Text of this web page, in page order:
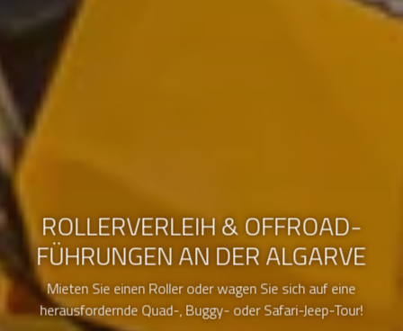
ROLLERVERLEIH & OFFROAD-
FÜHRUNGEN AN DER ALGARVE
Mieten Sie einen Roller oder wagen Sie sich auf eine
herausfordernde Quad-, Buggy- oder Safari-Jeep-Tour!